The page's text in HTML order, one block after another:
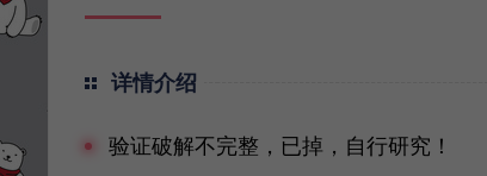
详情介绍
验证破解不完整，已掉，自行研究！